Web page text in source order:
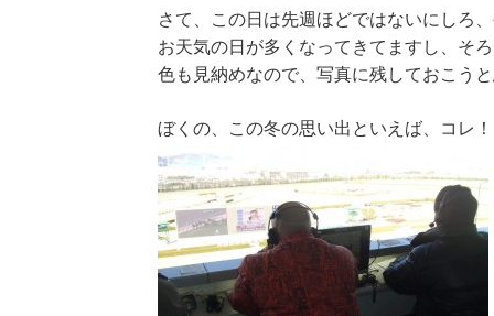
さて、この日は先週ほどではないにしろ
お天気の日が多くなってきてますし、そ
色も見納めなので、写真に残しておこう
ぼくの、この冬の思い出といえば、コレ